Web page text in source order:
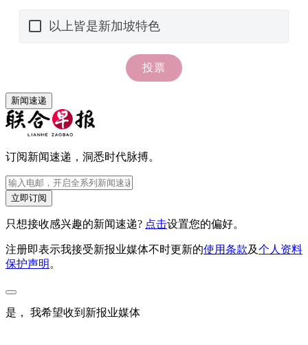
新闻速递
订阅新闻速递，洞悉时代脉搏。
立即订阅
只想接收感兴趣的新闻速递? 点击设置您的偏好。
注册即表示我接受新报业媒体不时更新的使用条款及个人资料
保护声明 。
是， 我希望收到新报业媒体